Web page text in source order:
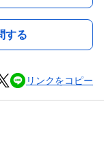
する
リンクをコピー